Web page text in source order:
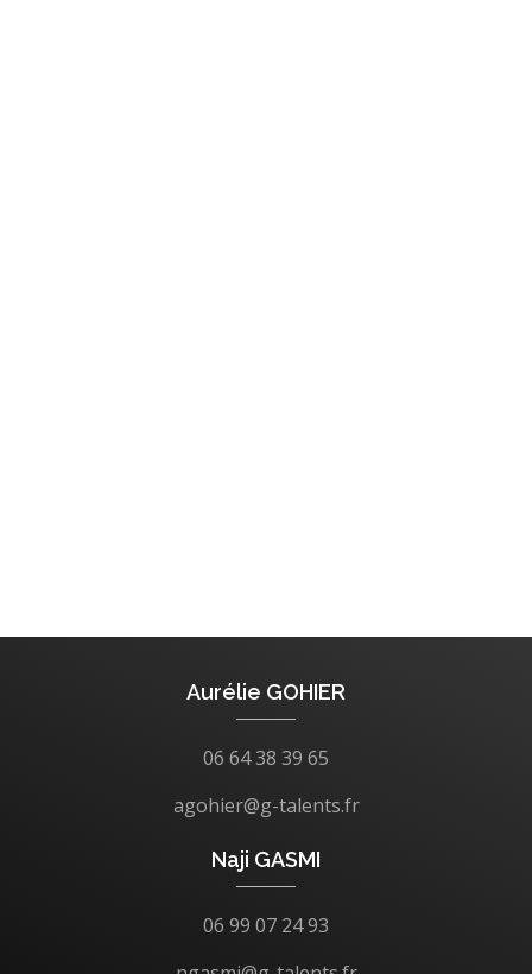
Aurélie GOHIER
06 64 38 39 65
agohier@g-talents.fr
Naji GASMI
06 99 07 24 93